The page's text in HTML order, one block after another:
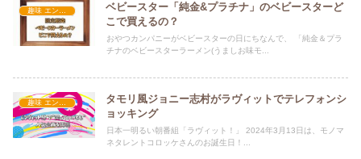
趣味 エンタメ
ベビースター「純金&プラチナ」のベビースターど
こで買えるの？
おやつカンパニーがベビースターの日にちなんで、 「純金＆プラ
チナのベビースターラーメン(うましお味モ...
趣味 エンタメ
タモリ風ジョニー志村がラヴィットでテレフォンシ
ョッキング
日本一明るい朝番組「ラヴィット！」 2024年3月13日は、モノマ
ネタレントコロッケさんのお誕生日！...